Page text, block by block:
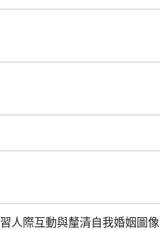
人際互動與釐清自我婚姻圖